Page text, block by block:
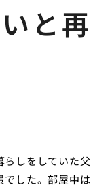
と再
らしをしていた父
でした。部屋中は